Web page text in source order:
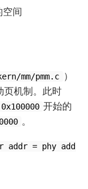
空间
mm/pmm.c ）
页机制。此时
0x100000 开始的
。
= phy addr